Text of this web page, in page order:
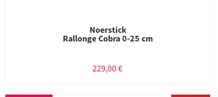
Noerstick
Rallonge Cobra 0-25 cm
229,00 €